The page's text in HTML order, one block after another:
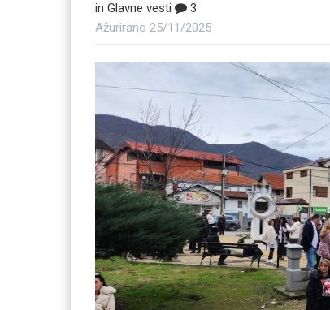
in Glavne vesti
3
Ažurirano 25/11/2025